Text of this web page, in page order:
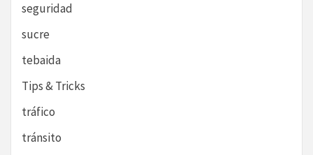
seguridad
sucre
tebaida
Tips & Tricks
tráfico
tránsito